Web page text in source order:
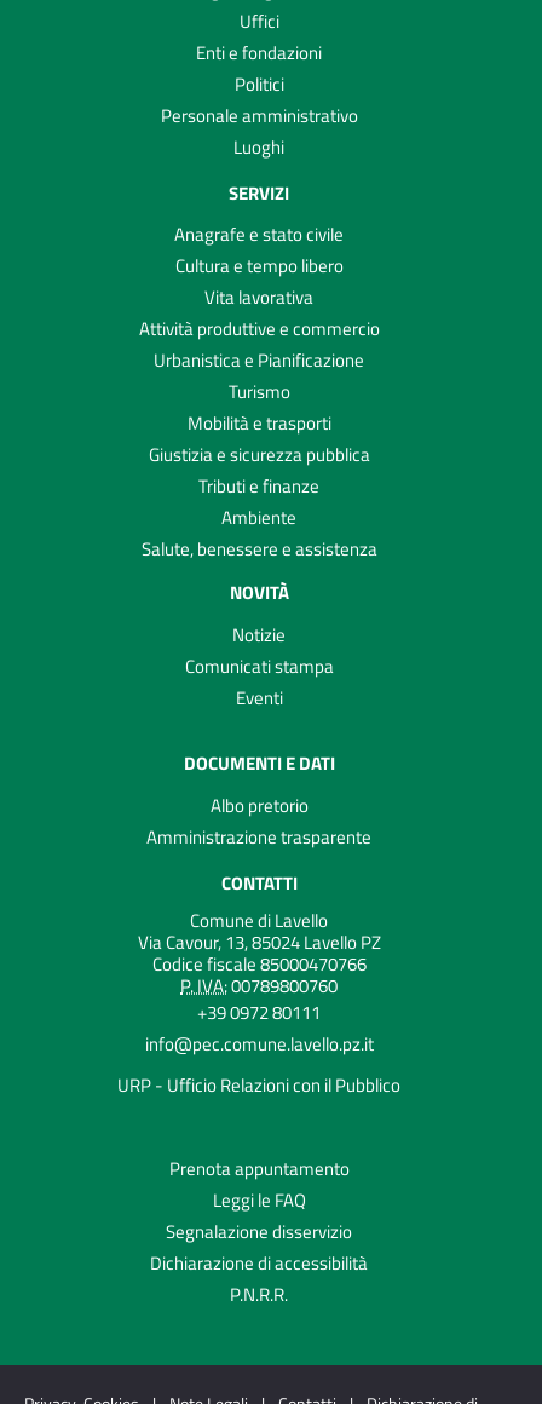
Uffici
Enti e fondazioni
Politici
Personale amministrativo
Luoghi
SERVIZI
Anagrafe e stato civile
Cultura e tempo libero
Vita lavorativa
Attività produttive e commercio
Urbanistica e Pianificazione
Turismo
Mobilità e trasporti
Giustizia e sicurezza pubblica
Tributi e finanze
Ambiente
Salute, benessere e assistenza
NOVITÀ
Notizie
Comunicati stampa
Eventi
DOCUMENTI E DATI
Albo pretorio
Amministrazione trasparente
CONTATTI
Comune di Lavello
Via Cavour, 13, 85024 Lavello PZ
Codice fiscale 85000470766
P. IVA:00789800760
+39 0972 80111
info@pec.comune.lavello.pz.it
URP - Ufficio Relazioni con il Pubblico
Prenota appuntamento
Leggi le FAQ
Segnalazione disservizio
Dichiarazione di accessibilità
P.N.R.R.